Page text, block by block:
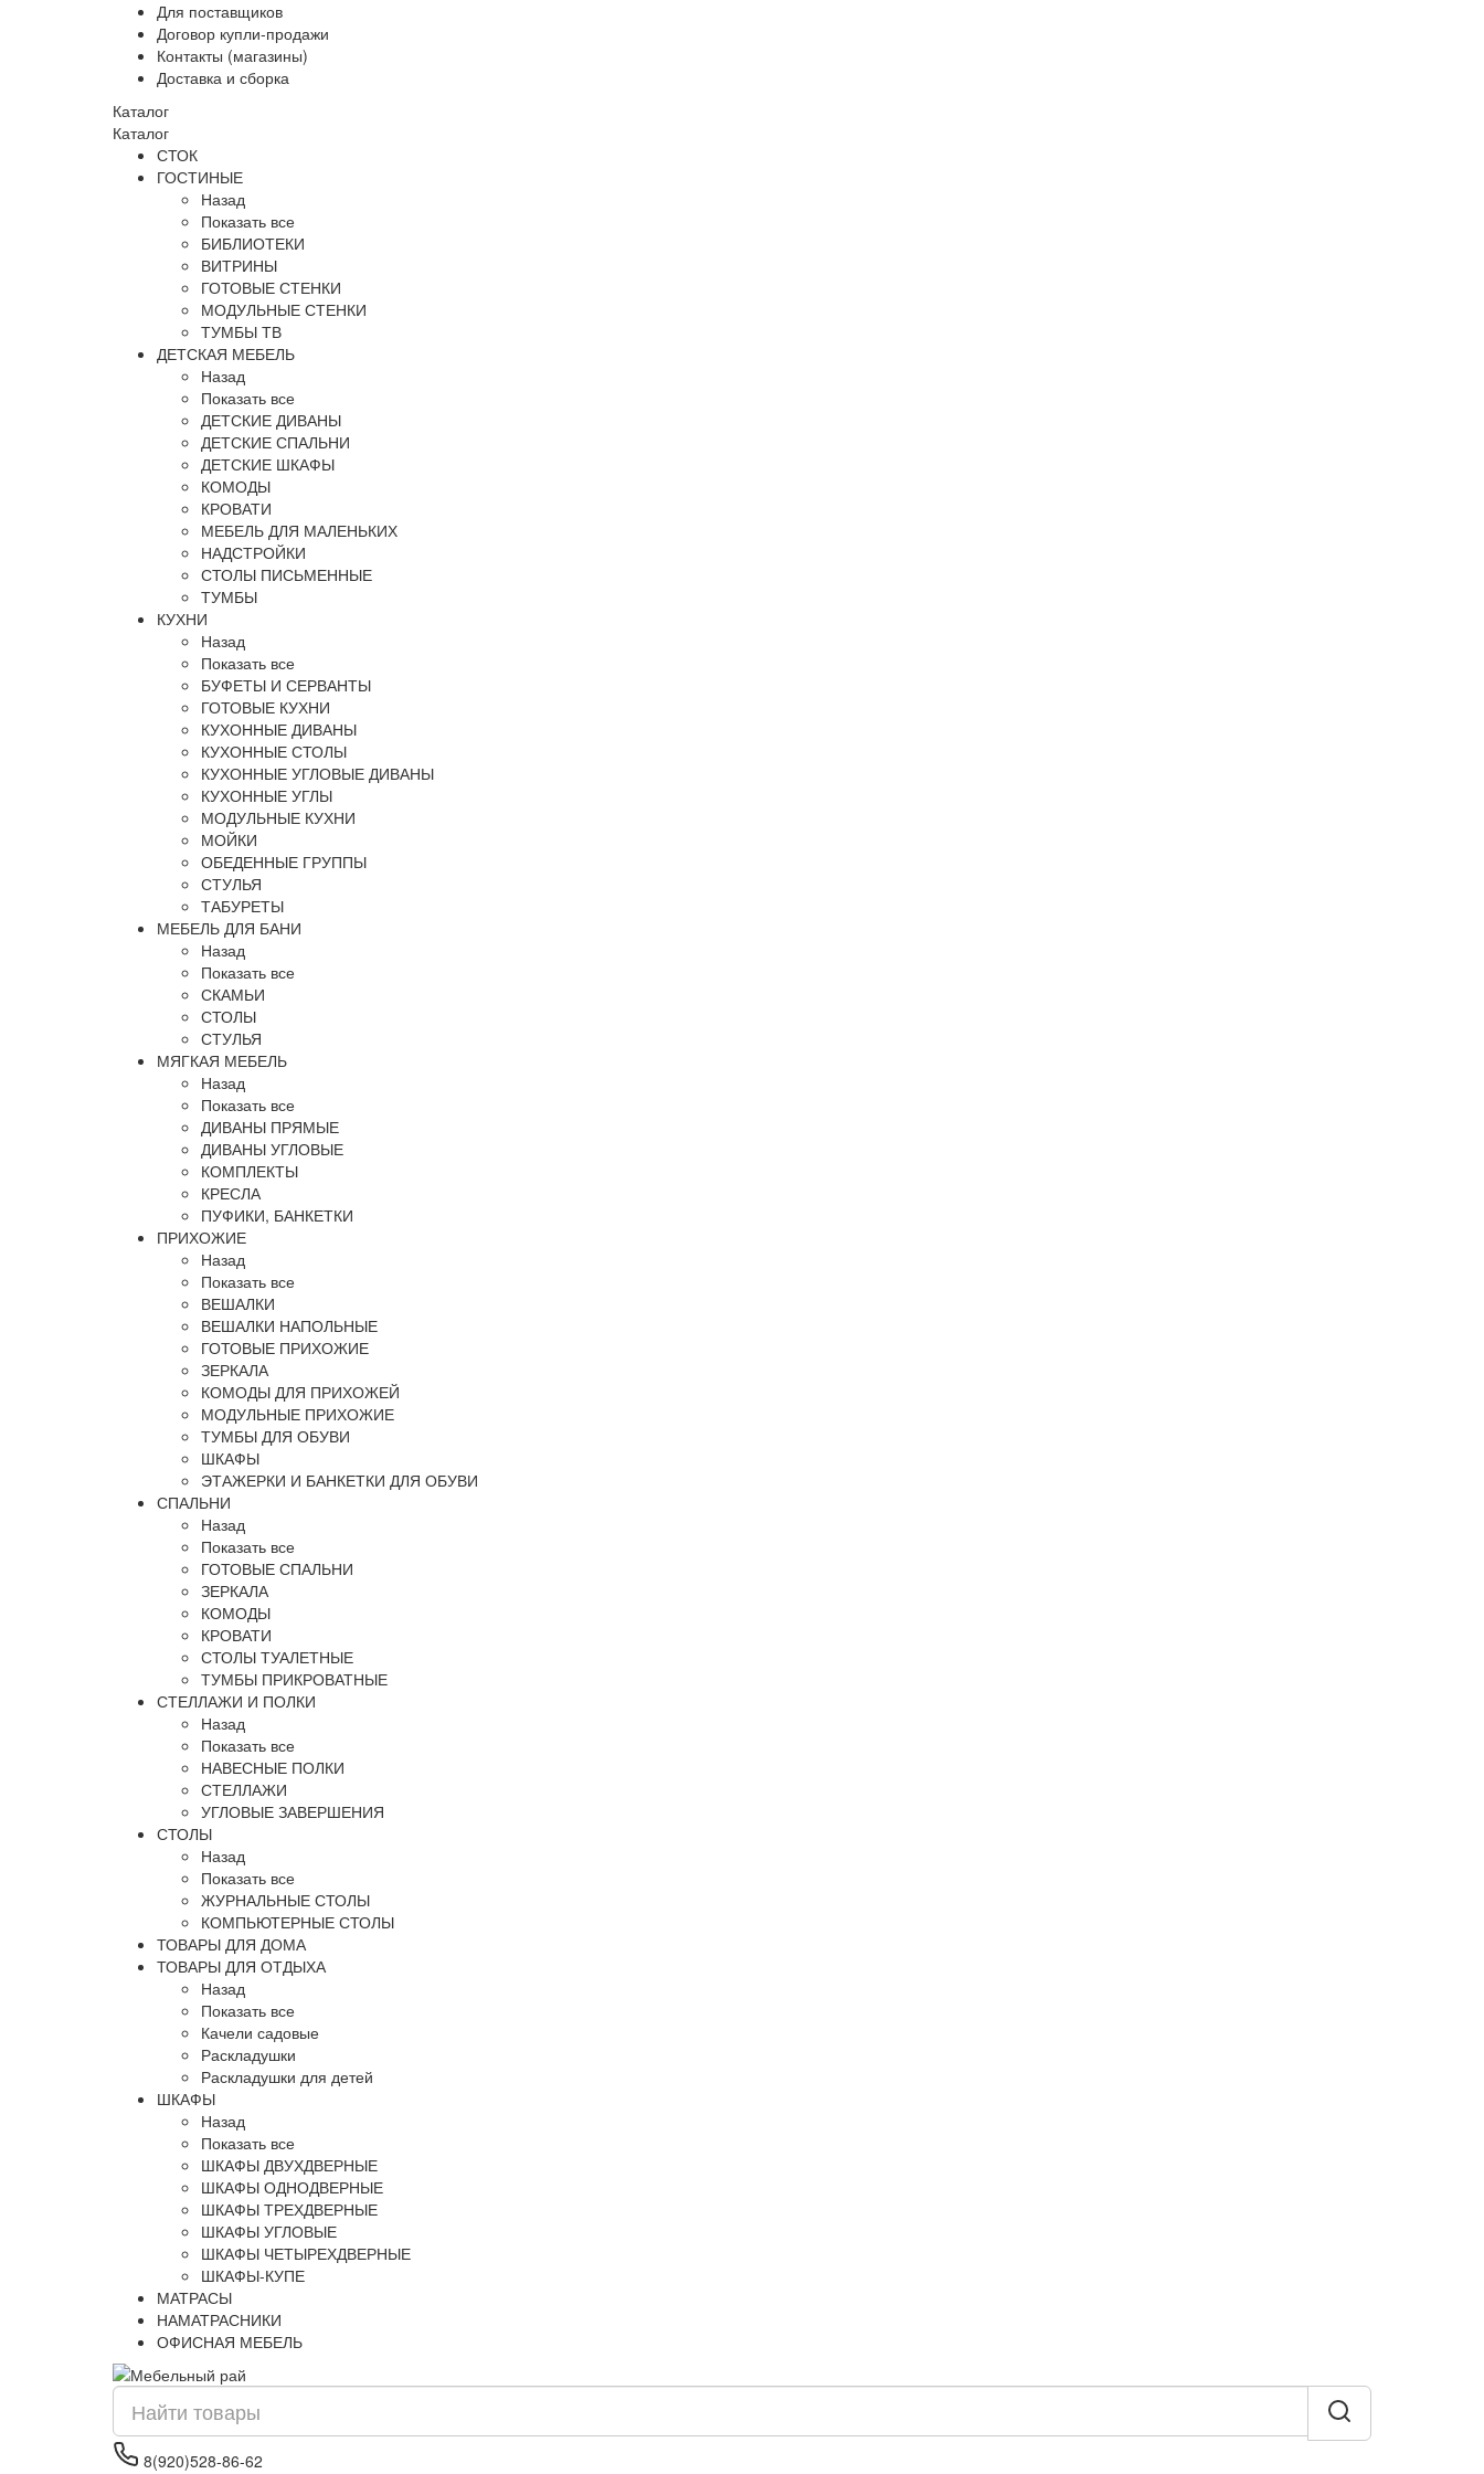
Для поставщиков
Договор купли-продажи
Контакты (магазины)
Доставка и сборка
Каталог
Каталог
СТОК
ГОСТИНЫЕ
Назад
Показать все
БИБЛИОТЕКИ
ВИТРИНЫ
ГОТОВЫЕ СТЕНКИ
МОДУЛЬНЫЕ СТЕНКИ
ТУМБЫ ТВ
ДЕТСКАЯ МЕБЕЛЬ
Назад
Показать все
ДЕТСКИЕ ДИВАНЫ
ДЕТСКИЕ СПАЛЬНИ
ДЕТСКИЕ ШКАФЫ
КОМОДЫ
КРОВАТИ
МЕБЕЛЬ ДЛЯ МАЛЕНЬКИХ
НАДСТРОЙКИ
СТОЛЫ ПИСЬМЕННЫЕ
ТУМБЫ
КУХНИ
Назад
Показать все
БУФЕТЫ И СЕРВАНТЫ
ГОТОВЫЕ КУХНИ
КУХОННЫЕ ДИВАНЫ
КУХОННЫЕ СТОЛЫ
КУХОННЫЕ УГЛОВЫЕ ДИВАНЫ
КУХОННЫЕ УГЛЫ
МОДУЛЬНЫЕ КУХНИ
МОЙКИ
ОБЕДЕННЫЕ ГРУППЫ
СТУЛЬЯ
ТАБУРЕТЫ
МЕБЕЛЬ ДЛЯ БАНИ
Назад
Показать все
СКАМЬИ
СТОЛЫ
СТУЛЬЯ
МЯГКАЯ МЕБЕЛЬ
Назад
Показать все
ДИВАНЫ ПРЯМЫЕ
ДИВАНЫ УГЛОВЫЕ
КОМПЛЕКТЫ
КРЕСЛА
ПУФИКИ, БАНКЕТКИ
ПРИХОЖИЕ
Назад
Показать все
ВЕШАЛКИ
ВЕШАЛКИ НАПОЛЬНЫЕ
ГОТОВЫЕ ПРИХОЖИЕ
ЗЕРКАЛА
КОМОДЫ ДЛЯ ПРИХОЖЕЙ
МОДУЛЬНЫЕ ПРИХОЖИЕ
ТУМБЫ ДЛЯ ОБУВИ
ШКАФЫ
ЭТАЖЕРКИ И БАНКЕТКИ ДЛЯ ОБУВИ
СПАЛЬНИ
Назад
Показать все
ГОТОВЫЕ СПАЛЬНИ
ЗЕРКАЛА
КОМОДЫ
КРОВАТИ
СТОЛЫ ТУАЛЕТНЫЕ
ТУМБЫ ПРИКРОВАТНЫЕ
СТЕЛЛАЖИ И ПОЛКИ
Назад
Показать все
НАВЕСНЫЕ ПОЛКИ
СТЕЛЛАЖИ
УГЛОВЫЕ ЗАВЕРШЕНИЯ
СТОЛЫ
Назад
Показать все
ЖУРНАЛЬНЫЕ СТОЛЫ
КОМПЬЮТЕРНЫЕ СТОЛЫ
ТОВАРЫ ДЛЯ ДОМА
ТОВАРЫ ДЛЯ ОТДЫХА
Назад
Показать все
Качели садовые
Раскладушки
Раскладушки для детей
ШКАФЫ
Назад
Показать все
ШКАФЫ ДВУХДВЕРНЫЕ
ШКАФЫ ОДНОДВЕРНЫЕ
ШКАФЫ ТРЕХДВЕРНЫЕ
ШКАФЫ УГЛОВЫЕ
ШКАФЫ ЧЕТЫРЕХДВЕРНЫЕ
ШКАФЫ-КУПЕ
МАТРАСЫ
НАМАТРАСНИКИ
ОФИСНАЯ МЕБЕЛЬ
8(920)528-86-62